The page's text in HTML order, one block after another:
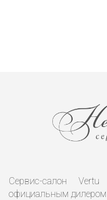
Сервис-салон
официальным